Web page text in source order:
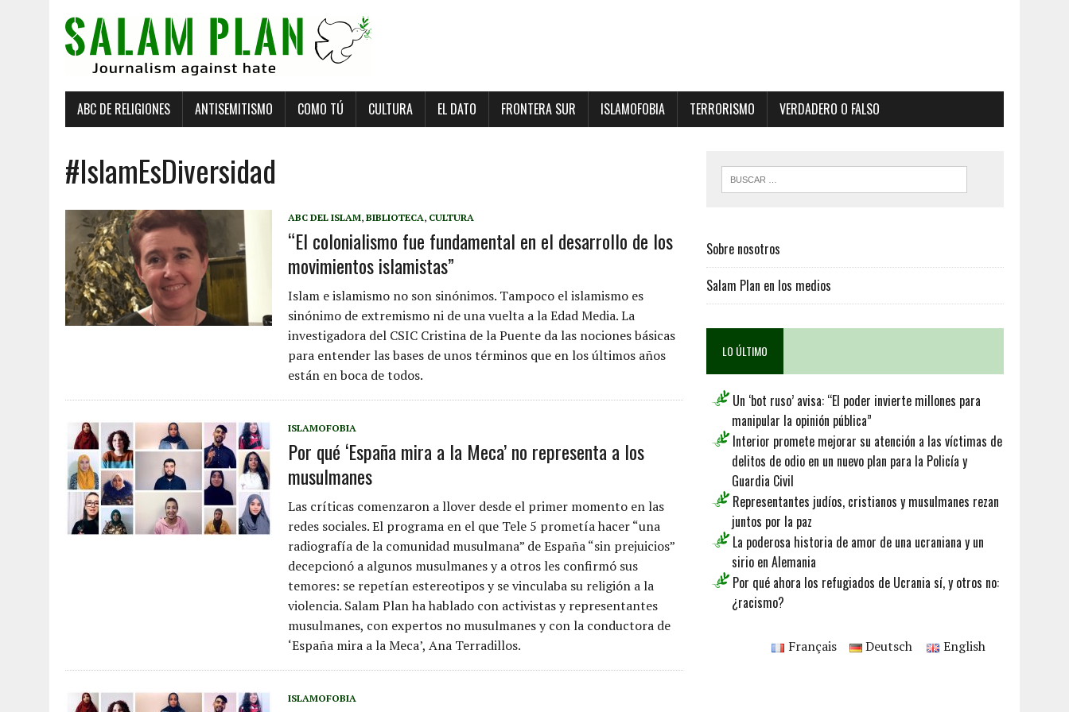
ABC DE RELIGIONES ANTISEMITISMO COMO TÚ CULTURA EL DATO FRONTERA SUR ISLAMOFOBIA TERRORISMO VERDADERO O FALSO
#IslamEsDiversidad
ABC DEL ISLAM, BIBLIOTECA, CULTURA
“El colonialismo fue fundamental en el desarrollo de los
movimientos islamistas”
Islam e islamismo no son sinónimos. Tampoco el islamismo es
sinónimo de extremismo ni de una vuelta a la Edad Media. La
investigadora del CSIC Cristina de la Puente da las nociones básicas
para entender las bases de unos términos que en los últimos años
están en boca de todos.
ISLAMOFOBIA
Por qué ‘España mira a la Meca’ no representa a los
musulmanes
Las críticas comenzaron a llover desde el primer momento en las
redes sociales. El programa en el que Tele 5 prometía hacer “una
radiografía de la comunidad musulmana” de España “sin prejuicios”
decepcionó a algunos musulmanes y a otros les confirmó sus
temores: se repetían estereotipos y se vinculaba su religión a la
violencia. Salam Plan ha hablado con activistas y representantes
musulmanes, con expertos no musulmanes y con la conductora de
‘España mira a la Meca’, Ana Terradillos.
ISLAMOFOBIA
Sobre nosotros
Salam Plan en los medios
LO ÚLTIMO
Un ‘bot ruso’ avisa: “El poder invierte millones para
manipular la opinión pública”
Interior promete mejorar su atención a las víctimas de
delitos de odio en un nuevo plan para la Policía y
Guardia Civil
Representantes judíos, cristianos y musulmanes rezan
juntos por la paz
La poderosa historia de amor de una ucraniana y un
sirio en Alemania
Por qué ahora los refugiados de Ucrania sí, y otros no:
¿racismo?
English
Deutsch
Français